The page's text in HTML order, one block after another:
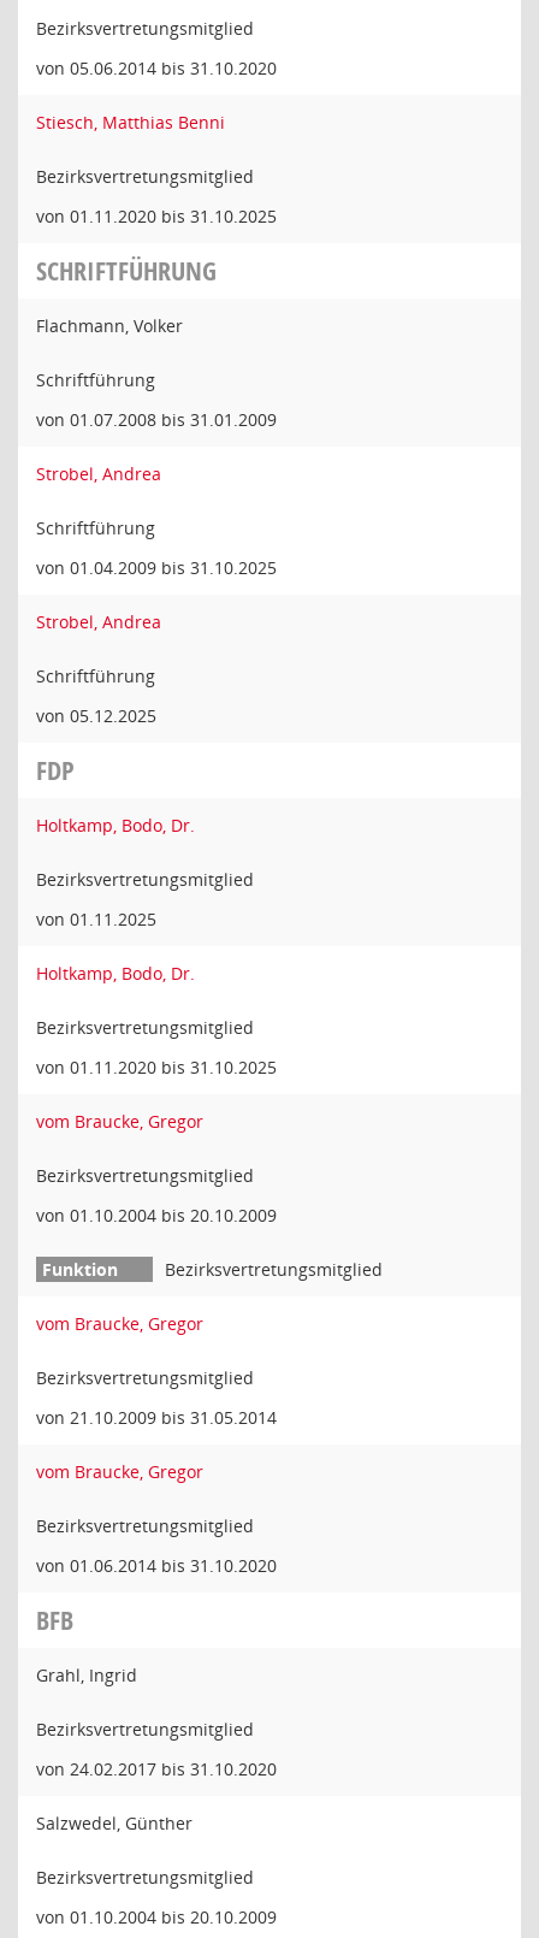
Bezirksvertretungsmitglied
von 05.06.2014 bis 31.10.2020
Stiesch, Matthias Benni
Bezirksvertretungsmitglied
von 01.11.2020 bis 31.10.2025
SCHRIFTFÜHRUNG
Flachmann, Volker
Schriftführung
von 01.07.2008 bis 31.01.2009
Strobel, Andrea
Schriftführung
von 01.04.2009 bis 31.10.2025
Strobel, Andrea
Schriftführung
von 05.12.2025
FDP
Holtkamp, Bodo, Dr.
Bezirksvertretungsmitglied
von 01.11.2025
Holtkamp, Bodo, Dr.
Bezirksvertretungsmitglied
von 01.11.2020 bis 31.10.2025
vom Braucke, Gregor
Bezirksvertretungsmitglied
von 01.10.2004 bis 20.10.2009
Bezirksvertretungsmitglied
vom Braucke, Gregor
Bezirksvertretungsmitglied
von 21.10.2009 bis 31.05.2014
vom Braucke, Gregor
Bezirksvertretungsmitglied
von 01.06.2014 bis 31.10.2020
BFB
Grahl, Ingrid
Bezirksvertretungsmitglied
von 24.02.2017 bis 31.10.2020
Salzwedel, Günther
Bezirksvertretungsmitglied
von 01.10.2004 bis 20.10.2009